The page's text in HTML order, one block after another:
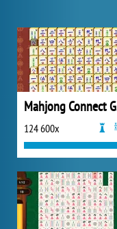
124 600x